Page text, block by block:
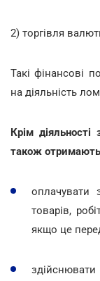
2) торгівля
Такі фінансові
на діяльність
Крім
також
оплачувати
товарів,
якщо це